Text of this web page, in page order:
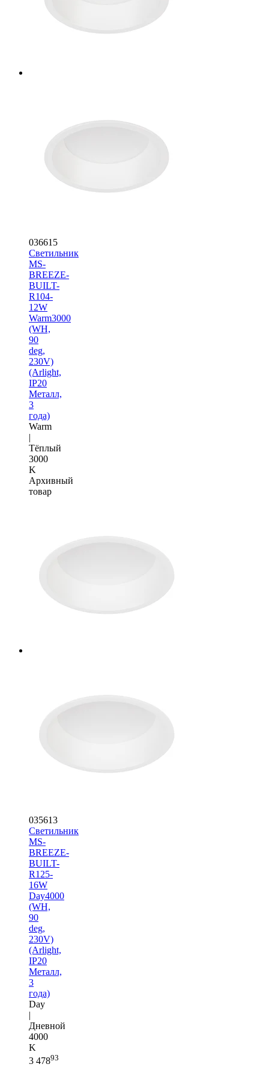
036615
Светильник
MS-
BREEZE-
BUILT-
R104-
12W
Warm3000
(WH,
90
deg,
230V)
(Arlight,
IP20
Металл,
3
года)
Warm
|
Тёплый
3000
K
Архивный
товар
035613
Светильник
MS-
BREEZE-
BUILT-
R125-
16W
Day4000
(WH,
90
deg,
230V)
(Arlight,
IP20
Металл,
3
года)
Day
|
Дневной
4000
K
3 47893